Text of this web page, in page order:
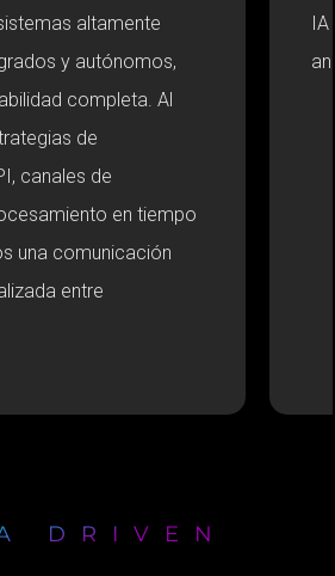
altamente
y autónomos,
completa. Al
de
canales de
en tiempo
una comunicación
entre
IA
DRIVEN